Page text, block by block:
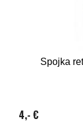
Spojka
4,- €